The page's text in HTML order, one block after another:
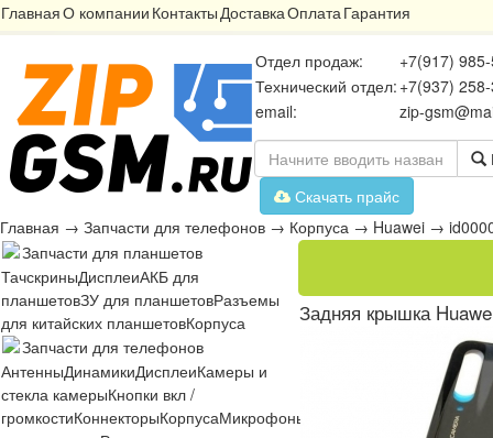
ГлавнаяО компании КонтактыДоставкаОплатаГарантия
Отдел продаж:
+7(917)
Технический отдел: +7(937)
email:
zip-
Скачать прайс
Главная → Запчасти для телефонов → Корпуса → Huawei →
Запчасти для планшетов
ТачскриныДисплеиАКБ для
планшетовЗУ для планшетовРазъемы
для китайских планшетовКорпуса
Запчасти для телефонов
АнтенныДинамикиДисплеиКамеры и
стекла камерыКнопки вкл /
громкостиКоннекторыКорпусаМикрофоны Платы
Задняя крышка